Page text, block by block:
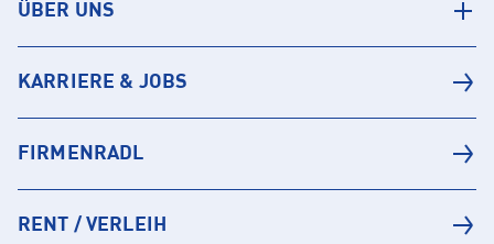
ÜBER UNS
KARRIERE & JOBS
FIRMENRADL
RENT / VERLEIH